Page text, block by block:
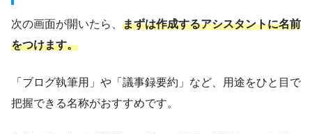
次の画面が開いたら、 まずは作成するアシスタントに名前
をつけます。
「ブログ執筆用」や「議事録要約」など、用途をひと目で
把握できる名称がおすすめです。